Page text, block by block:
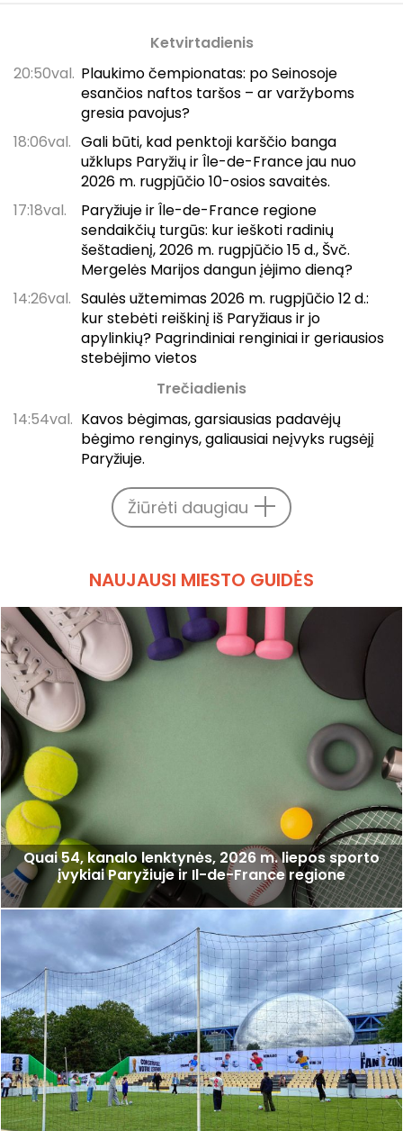
Ketvirtadienis
20:50val. Plaukimo čempionatas: po Seinosoje
esančios naftos taršos – ar varžyboms
gresia pavojus?
18:06val. Gali būti, kad penktoji karščio banga
užklups Paryžių ir Île-de-France jau nuo
2026 m. rugpjūčio 10-osios savaitės.
17:18val.
Paryžiuje ir Île-de-France regione
sendaikčių turgūs: kur ieškoti radinių
šeštadienį, 2026 m. rugpjūčio 15 d., Švč.
Mergelės Marijos dangun įėjimo dieną?
14:26val. Saulės užtemimas 2026 m. rugpjūčio 12 d.:
kur stebėti reiškinį iš Paryžiaus ir jo
apylinkių? Pagrindiniai renginiai ir geriausios
stebėjimo vietos
Trečiadienis
14:54val. Kavos bėgimas, garsiausias padavėjų
bėgimo renginys, galiausiai neįvyks rugsėjį
Paryžiuje.
Žiūrėti daugiau
NAUJAUSI MIESTO GUIDĖS
Quai 54, kanalo lenktynės, 2026 m. liepos sporto
įvykiai Paryžiuje ir Il-de-France regione